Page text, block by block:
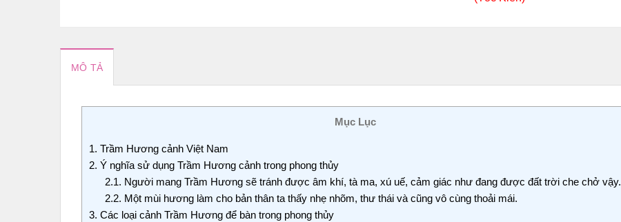
MÔ TẢ
Mục Lục
1. Trầm Hương cảnh Việt Nam
2. Ý nghĩa sử dụng Trầm Hương cảnh trong phong thủy
2.1. Người mang Trầm Hương sẽ tránh được âm khí, tà ma, xú uế, cảm giác như đang được đất trời che chở vậy.
2.2. Một mùi hương làm cho bản thân ta thấy nhẹ nhõm, thư thái và cũng vô cùng thoải mái.
3. Các loại cảnh Trầm Hương để bàn trong phong thủy